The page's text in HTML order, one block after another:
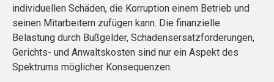
individuellen Schäden, die Korruption einem Betrieb und
seinen Mitarbeitern zufügen kann. Die finanzielle
Belastung durch Bußgelder, Schadensersatzforderungen,
Gerichts- und Anwaltskosten sind nur ein Aspekt des
Spektrums möglicher Konsequenzen.